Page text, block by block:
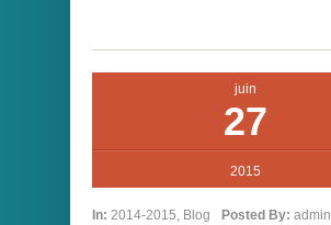
juin
27
2015
In: 2014-2015, Blog Posted By: admin